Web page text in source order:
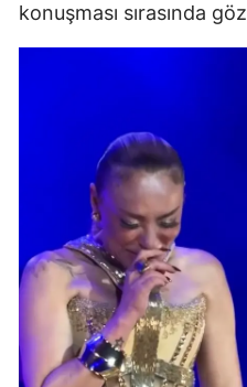
konuşması sırasında